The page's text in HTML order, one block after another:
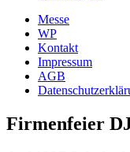
Messe
WP
Kontakt
Impressum
AGB
Firmenfeier